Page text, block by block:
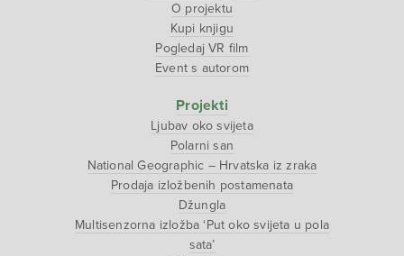
O projektu
Kupi knjigu
Pogledaj VR film
Event s autorom
Projekti
Ljubav oko svijeta
Polarni san
National Geographic – Hrvatska iz zraka
Prodaja izložbenih postamenata
Džungla
Multisenzorna izložba ‘Put oko svijeta u pola
sata’